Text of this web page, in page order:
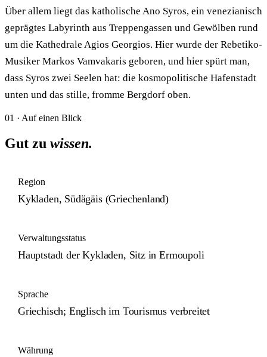
Über allem liegt das katholische Ano Syros, ein venezianisch
geprägtes Labyrinth aus Treppengassen und Gewölben rund
um die Kathedrale Agios Georgios. Hier wurde der Rebetiko-
Musiker Markos Vamvakaris geboren, und hier spürt man,
dass Syros zwei Seelen hat: die kosmopolitische Hafenstadt
unten und das stille, fromme Bergdorf oben.
01 · Auf einen Blick
Gut zu wissen.
Region
Kykladen, Südägäis (Griechenland)
Verwaltungsstatus
Hauptstadt der Kykladen, Sitz in Ermoupoli
Sprache
Griechisch; Englisch im Tourismus verbreitet
Währung